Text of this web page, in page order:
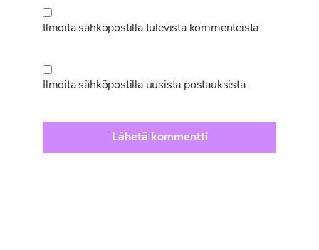
Ilmoita sähköpostilla tulevista kommenteista.
Ilmoita sähköpostilla uusista postauksista.